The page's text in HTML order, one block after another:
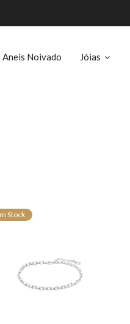
Aneis Noivado Jóias
Stock